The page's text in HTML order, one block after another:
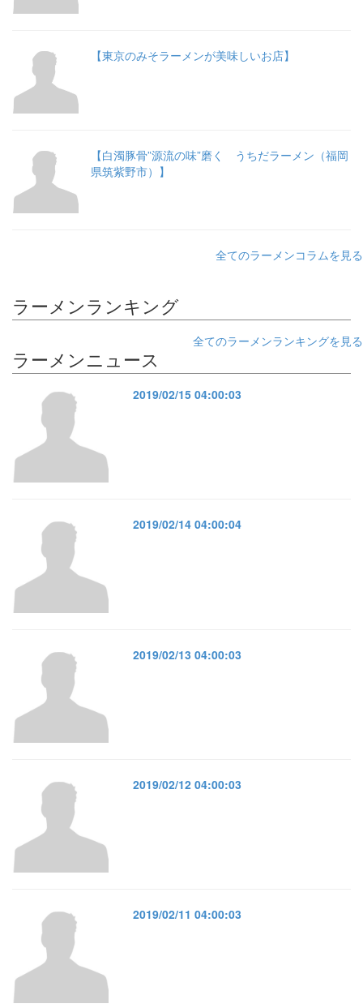
【東京のみそラーメンが美味しいお店】
【白濁豚骨”源流の味”磨く うちだラーメン（福岡
県筑紫野市）】
全てのラーメンコラムを見る
ラーメンランキング
全てのラーメンランキングを見る
ラーメンニュース
2019/02/15 04:00:03
2019/02/14 04:00:04
2019/02/13 04:00:03
2019/02/12 04:00:03
2019/02/11 04:00:03